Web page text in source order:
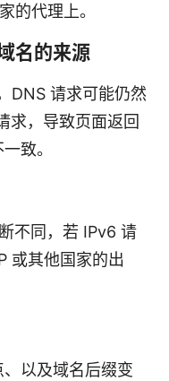
的代理上。
名的来源
DNS 请求可能仍然
求，导致页面返回
致。
不同，若 IPv6 请
或其他国家的出
以及域名后缀变